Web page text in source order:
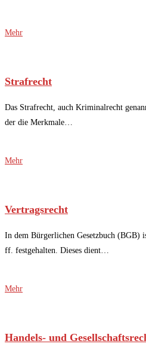
Mehr
Strafrecht
Das Strafrecht, auch Kriminalrecht
der die Merkmale…
Mehr
Vertragsrecht
In dem Bürgerlichen Gesetzbuch (BGB)
ff. festgehalten. Dieses dient…
Mehr
Handels- und